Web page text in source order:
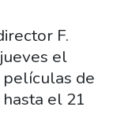
F.
el
de
el 21